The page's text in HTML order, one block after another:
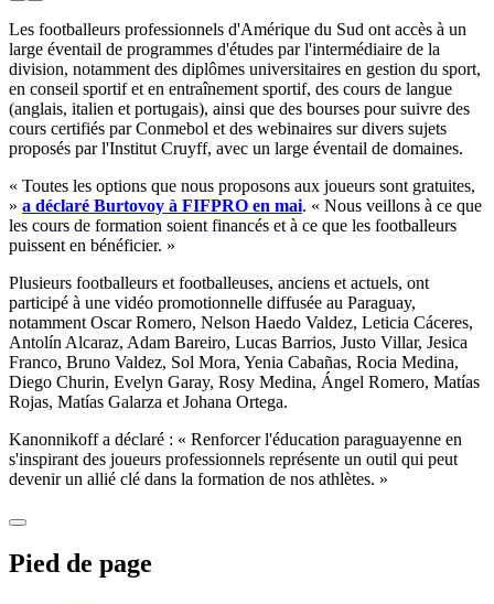
Les footballeurs professionnels d'Amérique du Sud ont accès à un
large éventail de programmes d'études par l'intermédiaire de la
division, notamment des diplômes universitaires en gestion du sport,
en conseil sportif et en entraînement sportif, des cours de langue
(anglais, italien et portugais), ainsi que des bourses pour suivre des
cours certifiés par Conmebol et des webinaires sur divers sujets
proposés par l'Institut Cruyff, avec un large éventail de domaines.
« Toutes les options que nous proposons aux joueurs sont gratuites,
» a déclaré Burtovoy à FIFPRO en mai. « Nous veillons à ce que
les cours de formation soient financés et à ce que les footballeurs
puissent en bénéficier. »
Plusieurs footballeurs et footballeuses, anciens et actuels, ont
participé à une vidéo promotionnelle diffusée au Paraguay,
notamment Oscar Romero, Nelson Haedo Valdez, Leticia Cáceres,
Antolín Alcaraz, Adam Bareiro, Lucas Barrios, Justo Villar, Jesica
Franco, Bruno Valdez, Sol Mora, Yenia Cabañas, Rocia Medina,
Diego Churin, Evelyn Garay, Rosy Medina, Ángel Romero, Matías
Rojas, Matías Galarza et Johana Ortega.
Kanonnikoff a déclaré : « Renforcer l'éducation paraguayenne en
s'inspirant des joueurs professionnels représente un outil qui peut
devenir un allié clé dans la formation de nos athlètes. »
Pied de page